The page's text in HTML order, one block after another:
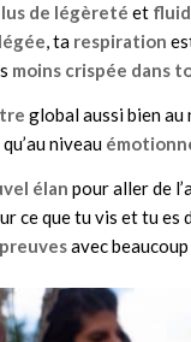
de légèreté et
, ta respiration
moins crispée dans
global aussi bien au
qu’au niveau
élan pour aller de
ce que tu vis et tu es
avec beaucoup